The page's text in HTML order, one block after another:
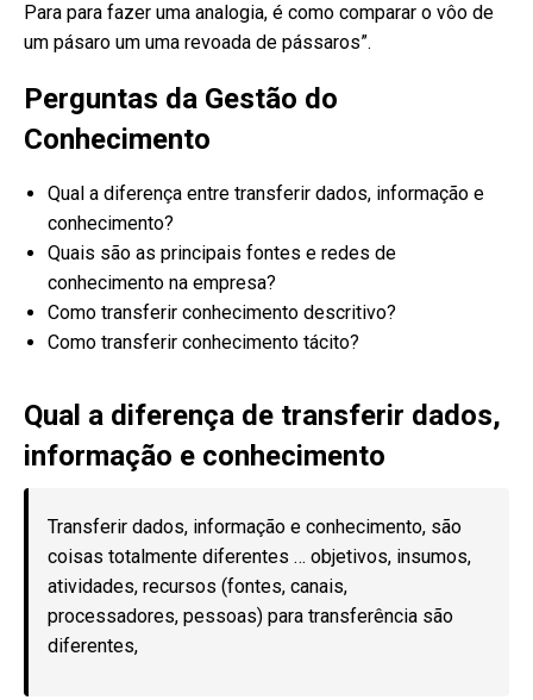
Para para fazer uma analogia, é como comparar o vôo de
um pásaro um uma revoada de pássaros”.
Perguntas da Gestão do
Conhecimento
Qual a diferença entre transferir dados, informação e
conhecimento?
Quais são as principais fontes e redes de
conhecimento na empresa?
Como transferir conhecimento descritivo?
Como transferir conhecimento tácito?
Qual a diferença de transferir dados,
informação e conhecimento
Transferir dados, informação e conhecimento, são
coisas totalmente diferentes … objetivos, insumos,
atividades, recursos (fontes, canais,
processadores, pessoas) para transferência são
diferentes,